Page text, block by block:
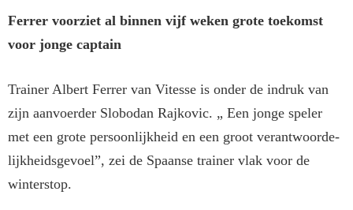
Ferrer voorziet al binnen vijf weken grote toekomst
voor jonge captain
Trainer Albert Ferrer van Vitesse is onder de indruk van
zijn aanvoer­der Slobodan Rajkovic. „ Een jonge speler
met een grote persoonlijk­heid en een groot verantwoorde­
lijkheidsgevoel”, zei de Spaanse trainer vlak voor de
winterstop.